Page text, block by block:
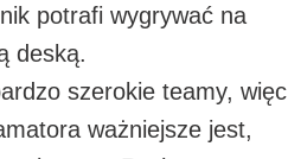
potrafi wygrywać na
deską.
szerokie teamy, więc
ważniejsze jest,